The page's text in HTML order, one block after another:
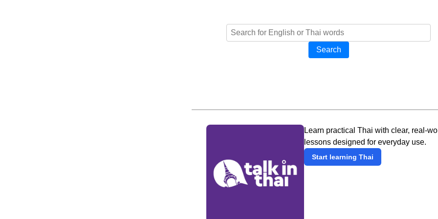
Search
Learn practical Thai with clear, real-
lessons designed for everyday use.
Start learning Thai